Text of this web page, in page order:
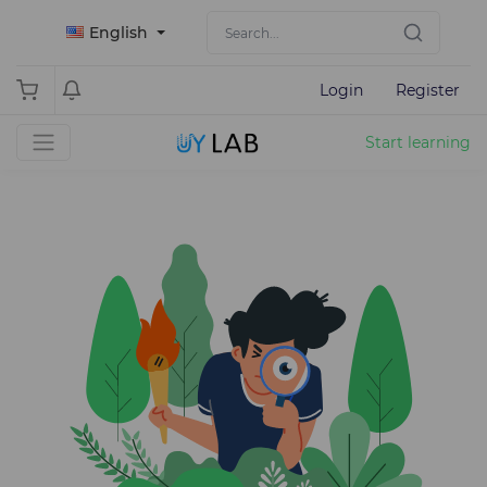
English
Login Register
Start learning